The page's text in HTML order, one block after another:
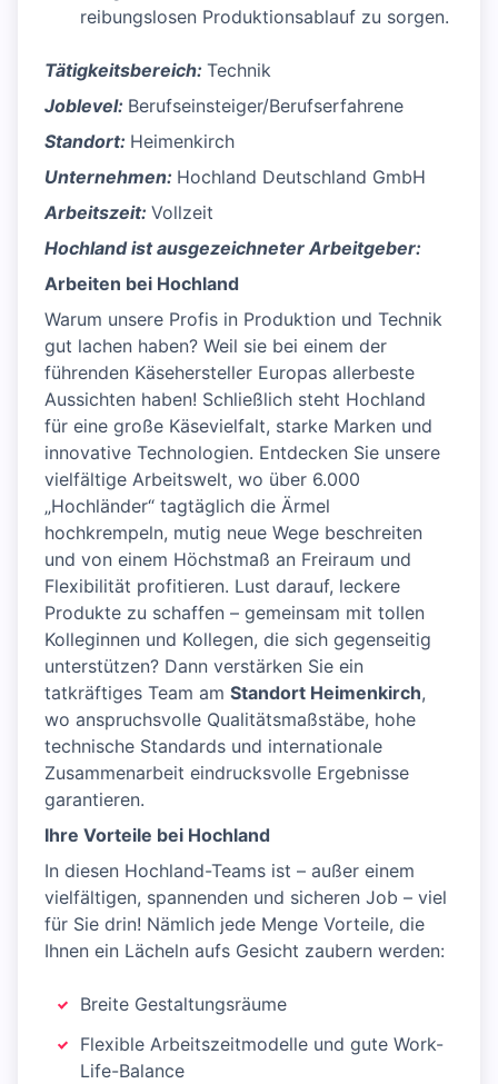
reibungslosen Produktionsablauf zu sorgen.
Tätigkeitsbereich: Technik
Joblevel: Berufseinsteiger/Berufserfahrene
Standort: Heimenkirch
Unternehmen: Hochland Deutschland GmbH
Arbeitszeit: Vollzeit
Hochland ist ausgezeichneter Arbeitgeber:
Arbeiten bei Hochland
Warum unsere Profis in Produktion und Technik
gut lachen haben? Weil sie bei einem der
führenden Käsehersteller Europas allerbeste
Aussichten haben! Schließlich steht Hochland
für eine große Käsevielfalt, starke Marken und
innovative Technologien. Entdecken Sie unsere
vielfältige Arbeitswelt, wo über 6.000
„Hochländer“ tagtäglich die Ärmel
hochkrempeln, mutig neue Wege beschreiten
und von einem Höchstmaß an Freiraum und
Flexibilität profitieren. Lust darauf, leckere
Produkte zu schaffen – gemeinsam mit tollen
Kolleginnen und Kollegen, die sich gegenseitig
unterstützen? Dann verstärken Sie ein
tatkräftiges Team am Standort Heimenkirch,
wo anspruchsvolle Qualitätsmaßstäbe, hohe
technische Standards und internationale
Zusammenarbeit eindrucksvolle Ergebnisse
garantieren.
Ihre Vorteile bei Hochland
In diesen Hochland-Teams ist – außer einem
vielfältigen, spannenden und sicheren Job – viel
für Sie drin! Nämlich jede Menge Vorteile, die
Ihnen ein Lächeln aufs Gesicht zaubern werden:
Breite Gestal­tungs­räume
Flexible Arbeits­zeit­modelle und gute Work-
Life-Balance